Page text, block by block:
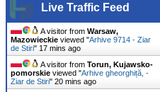
Live Traffic Feed
A visitor from Warsaw,
Mazowieckie viewed "Arhive 9714 - Ziar
de Stiri" 17 mins ago
A visitor from Torun, Kujawsko-
pomorskie viewed "Arhive gheorghiță, -
Ziar de Stiri" 20 mins ago